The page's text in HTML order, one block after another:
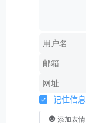
记住信息
添加表情